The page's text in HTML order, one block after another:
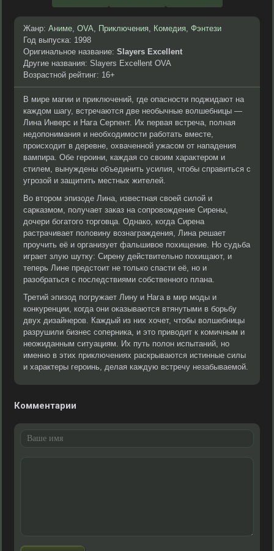
Жанр: Аниме, OVA, Приключения, Комедия, Фэнтези
Год выпуска: 1998
Оригинальное название: Slayers Excellent
Другие названия: Slayers Excellent OVA
Возрастной рейтинг: 16+
В мире магии и приключений, где опасности поджидают на
каждом шагу, встречаются две необычные волшебницы —
Лина Инверс и Нага Серпент. Их первая встреча, полная
недопонимания и необходимости работать вместе,
происходит в деревне, охваченной ужасом от нападения
вампира. Обе героини, каждая со своим характером и
стилем, вынуждены объединить усилия, чтобы справиться с
угрозой и защитить местных жителей.
Во втором эпизоде Лина, известная своей силой и
сарказмом, получает заказ на сопровождение Сирены,
дочери богатого торговца. Однако, когда Сирена
растрачивает половину вознаграждения, Лина решает
проучить её и организует фальшивое похищение. Но судьба
играет злую шутку: Сирену действительно похищают, и
теперь Лине предстоит не только спасти её, но и
разобраться с последствиями собственного плана.
Третий эпизод погружает Лину и Нага в мир моды и
конкуренции, когда они оказываются втянутыми в борьбу
двух дизайнеров. Каждый из них хочет, чтобы волшебницы
разрушили бизнес соперника, и это приводит к комичным и
неожиданным ситуациям. Их путь полон испытаний, но
именно в этих приключениях раскрываются истинные силы
и характеры героинь, делая каждую встречу незабываемой.
Комментарии